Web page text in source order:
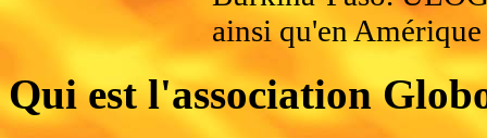
ainsi qu'en
Qui est l'association